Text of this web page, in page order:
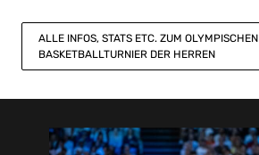
ALLE INFOS, STATS ETC. ZUM OLYMPISCHEN
BASKETBALLTURNIER DER HERREN